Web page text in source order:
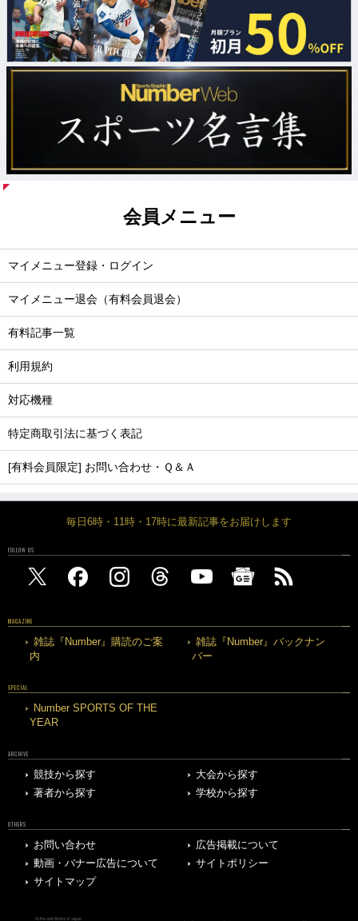
会員メニュー
マイメニュー登録・ログイン
マイメニュー退会（有料会員退会）
有料記事一覧
利用規約
対応機種
特定商取引法に基づく表記
[有料会員限定] お問い合わせ・Ｑ＆Ａ
毎日6時・11時・17時に最新記事をお届けします
FOLLOW US
MAGAZINE
雑誌『Number』購読のご案
内
雑誌『Number』バックナン
バー
SPECIAL
Number SPORTS OF THE
YEAR
ARCHIVE
競技から探す
大会から探す
著者から探す
学校から探す
OTHERS
お問い合わせ
広告掲載について
動画・バナー広告について
サイトポリシー
サイトマップ